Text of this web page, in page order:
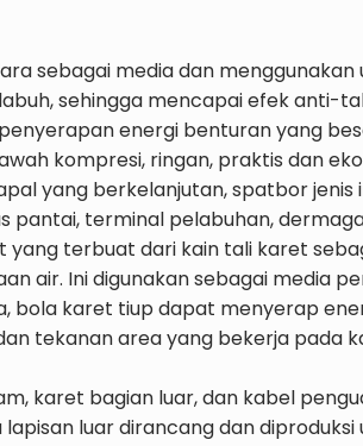
sebagai media dan
sehingga mencapai efek anti-
energi benturan yang
kompresi, ringan, praktis dan
yang berkelanjutan, spatbor
terminal pelabuhan,
terbuat dari kain tali karet
air. Ini digunakan sebagai media
bola karet tiup dapat menyerap
tekanan area yang bekerja pada
karet bagian luar, dan kabel
luar dirancang dan